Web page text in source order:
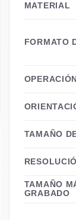
MATERIAL
FORMATO
TAMAÑO
TAMAÑO
GRABADO